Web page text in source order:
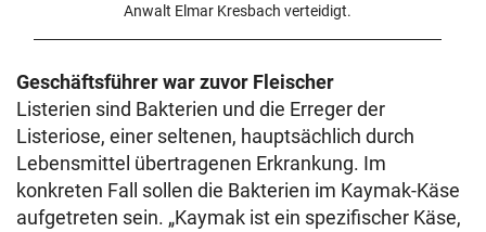
Anwalt Elmar Kresbach verteidigt.
Geschäftsführer war zuvor Fleischer
Listerien sind Bakterien und die Erreger der
Listeriose, einer seltenen, hauptsächlich durch
Lebensmittel übertragenen Erkrankung. Im
konkreten Fall sollen die Bakterien im Kaymak-Käse
aufgetreten sein. „Kaymak ist ein spezifischer Käse,